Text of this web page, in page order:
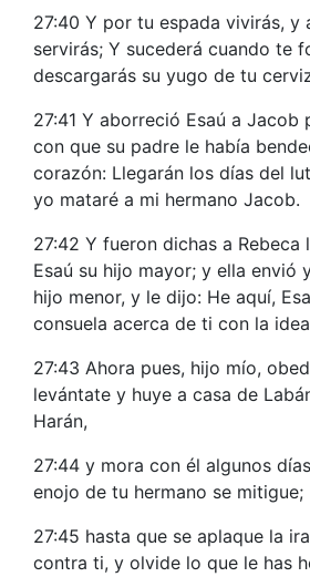
27:40 Y por tu espada vivirás, y
servirás; Y sucederá cuando te
descargarás su yugo de tu
27:41 Y aborreció Esaú a Jacob
con que su padre le había
corazón: Llegarán los días del
yo mataré a mi hermano Jacob.
27:42 Y fueron dichas a Rebeca
Esaú su hijo mayor; y ella envió
hijo menor, y le dijo: He aquí,
consuela acerca de ti con la
27:43 Ahora pues, hijo mío,
levántate y huye a casa de
Harán,
27:44 y mora con él algunos
enojo de tu hermano se mitigue;
27:45 hasta que se aplaque la
contra ti, y olvide lo que le has